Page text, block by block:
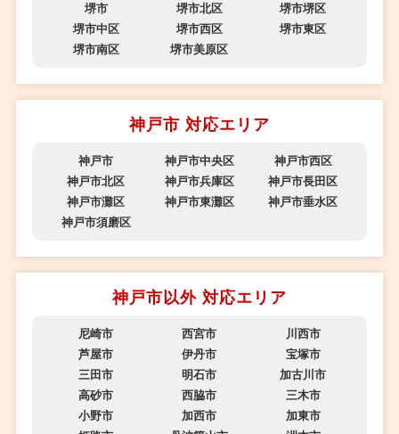
堺市
堺市北区
堺市堺区
堺市中区
堺市西区
堺市東区
堺市南区
堺市美原区
神戸市 対応エリア
神戸市 神戸市中央区
神戸市西区
神戸市北区
神戸市兵庫区
神戸市長田区
神戸市灘区
神戸市東灘区
神戸市垂水区
神戸市須磨区
神戸市以外 対応エリア
尼崎市 西宮市
川西市
芦屋市
伊丹市
宝塚市
三田市
明石市
加古川市
高砂市
西脇市
三木市
小野市
加西市
加東市